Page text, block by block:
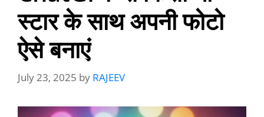
स्टार के साथ अपनी फोटो
ऐसे बनाएं
July 23, 2025 by RAJEEV